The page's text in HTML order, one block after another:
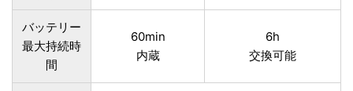
バッテリー
最大持続時
間
60min
内蔵
6h
交換可能